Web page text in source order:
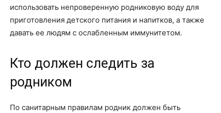
использовать непроверенную родниковую воду для
приготовления детского питания и напитков, а также
давать ее людям с ослабленным иммунитетом.
Кто должен следить за
родником
По санитарным правилам родник должен быть